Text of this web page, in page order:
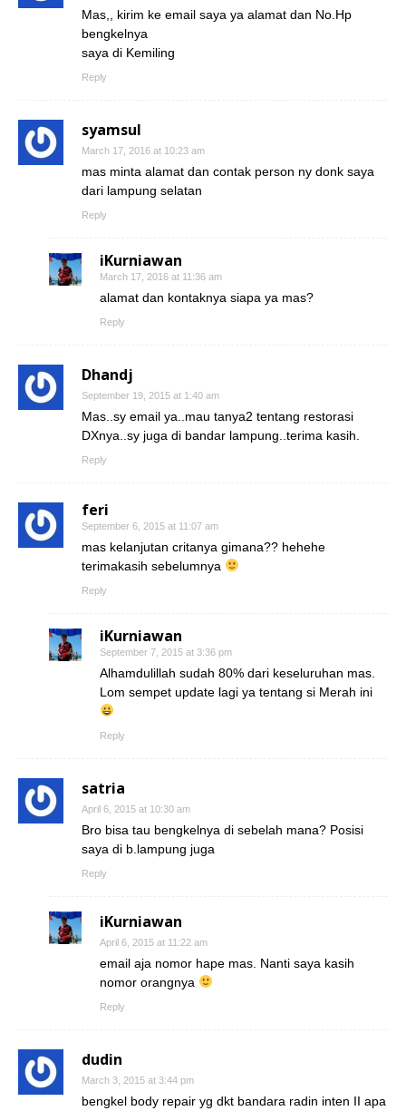
Mas,, kirim ke email saya ya alamat dan No.Hp
bengkelnya
saya di Kemiling
Reply
syamsul
March 17, 2016 at 10:23 am
mas minta alamat dan contak person ny donk saya
dari lampung selatan
Reply
iKurniawan
March 17, 2016 at 11:36 am
alamat dan kontaknya siapa ya mas?
Reply
Dhandj
September 19, 2015 at 1:40 am
Mas..sy email ya..mau tanya2 tentang restorasi
DXnya..sy juga di bandar lampung..terima kasih.
Reply
feri
September 6, 2015 at 11:07 am
mas kelanjutan critanya gimana?? hehehe
terimakasih sebelumnya
Reply
iKurniawan
September 7, 2015 at 3:36 pm
Alhamdulillah sudah 80% dari keseluruhan mas.
Lom sempet update lagi ya tentang si Merah ini
Reply
satria
April 6, 2015 at 10:30 am
Bro bisa tau bengkelnya di sebelah mana? Posisi
saya di b.lampung juga
Reply
iKurniawan
April 6, 2015 at 11:22 am
email aja nomor hape mas. Nanti saya kasih
nomor orangnya
Reply
dudin
March 3, 2015 at 3:44 pm
bengkel body repair yg dkt bandara radin inten II apa